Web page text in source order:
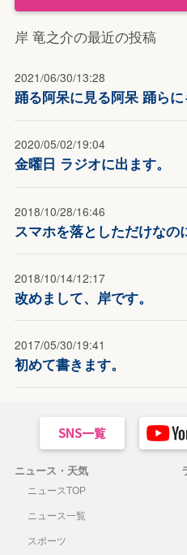
岸 竜之介の最近の投稿
2021/06/30/13:28
踊る阿呆に見る阿呆 踊ら
2020/05/02/19:04
金曜日 ラジオに出ます。
2018/10/28/16:46
スマホを落としただけなの
2018/10/14/12:17
改めまして、岸です。
2017/05/30/19:41
初めて書きます。
ニュース・天気
ニュースTOP
ニュース一覧
スポーツ